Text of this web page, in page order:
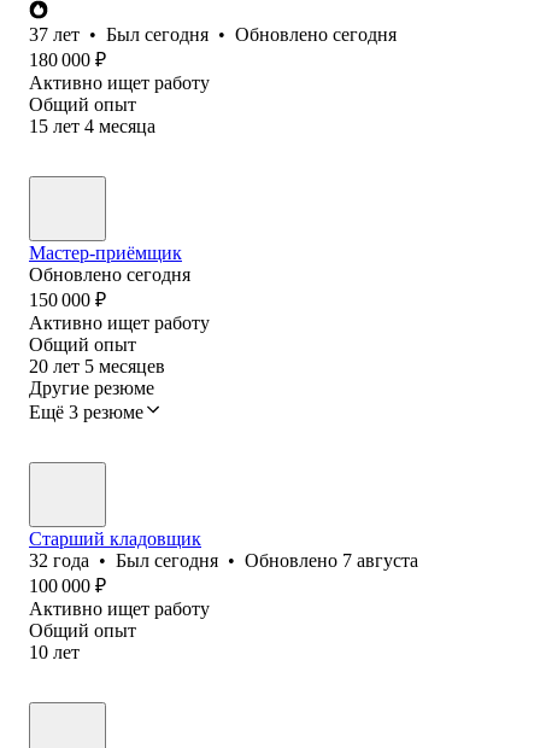
37 лет • Был сегодня • Обновлено сегодня
180 000 ₽
Активно ищет работу
Общий опыт
15 лет 4 месяца
Мастер-приёмщик
Обновлено сегодня
150 000 ₽
Активно ищет работу
Общий опыт
20 лет 5 месяцев
Другие резюме
Ещё 3 резюме
Старший кладовщик
32 года • Был сегодня • Обновлено 7 августа
100 000 ₽
Активно ищет работу
Общий опыт
10 лет